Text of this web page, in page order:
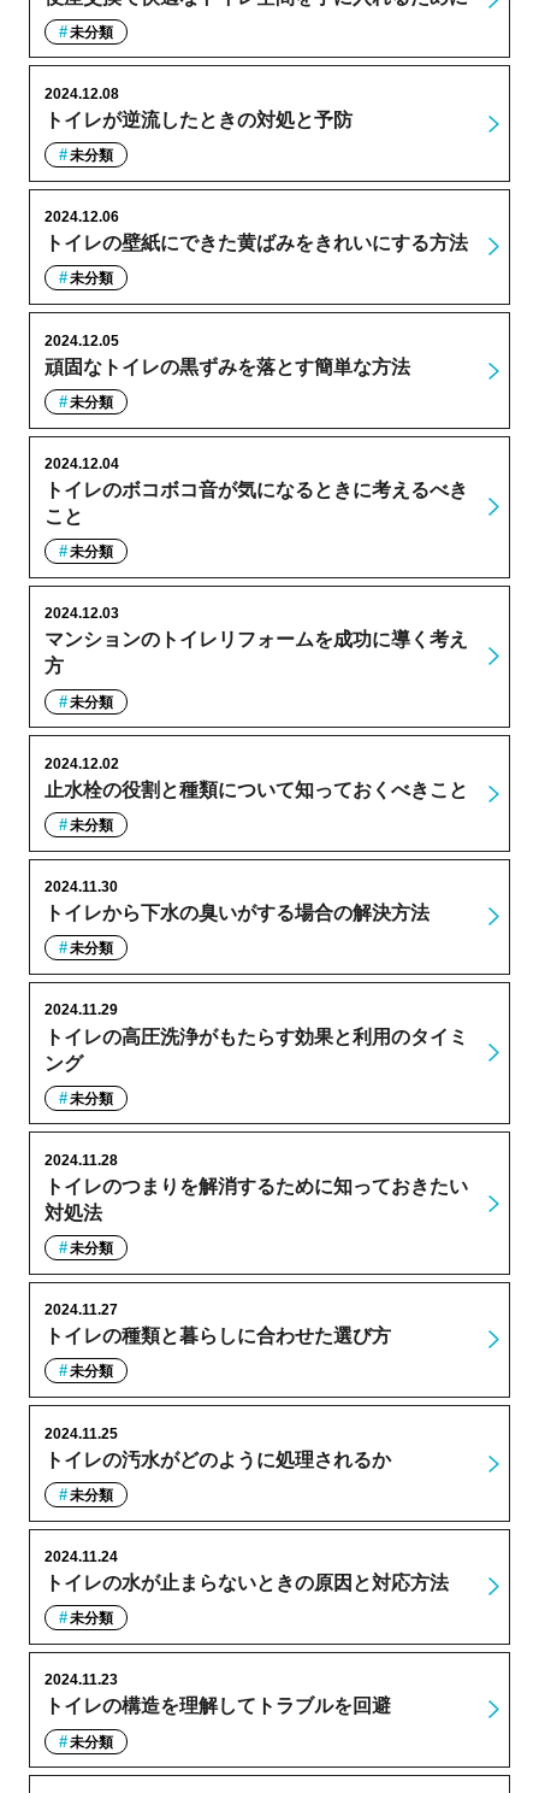
未分類
トイレが逆流したときの対処と予防
2024.12.08
未分類
トイレの壁紙にできた黄ばみをきれいにする方法
2024.12.06
未分類
頑固なトイレの黒ずみを落とす簡単な方法
2024.12.05
未分類
トイレのボコボコ音が気になるときに考えるべき
こと
2024.12.04
未分類
マンションのトイレリフォームを成功に導く考え
方
2024.12.03
未分類
止水栓の役割と種類について知っておくべきこと
2024.12.02
未分類
トイレから下水の臭いがする場合の解決方法
2024.11.30
未分類
トイレの高圧洗浄がもたらす効果と利用のタイミ
ング
2024.11.29
未分類
トイレのつまりを解消するために知っておきたい
対処法
2024.11.28
未分類
トイレの種類と暮らしに合わせた選び方
2024.11.27
未分類
トイレの汚水がどのように処理されるか
2024.11.25
未分類
トイレの水が止まらないときの原因と対応方法
2024.11.24
未分類
トイレの構造を理解してトラブルを回避
2024.11.23
未分類